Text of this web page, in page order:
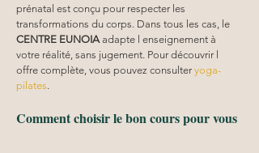
prénatal est conçu pour respecter les
transformations du corps. Dans tous les cas, le
CENTRE EUNOIA adapte l enseignement à
votre réalité, sans jugement. Pour découvrir l
offre complète, vous pouvez consulter yoga-
pilates.
Comment choisir le bon cours pour vous